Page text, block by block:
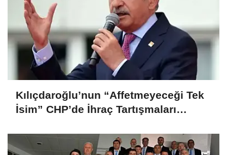
Kılıçdaroğlu’nun “Affetmeyeceği Tek
İsim” CHP’de İhraç Tartışmaları